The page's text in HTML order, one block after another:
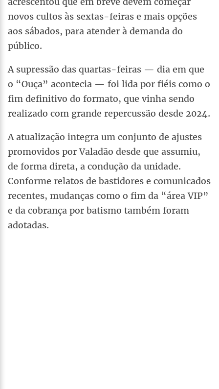
novos cultos às sextas-feiras e mais opções
aos sábados, para atender à demanda do
público.
A supressão das quartas-feiras — dia em que
o “Ouça” acontecia — foi lida por fiéis como o
fim definitivo do formato, que vinha sendo
realizado com grande repercussão desde 2024.
A atualização integra um conjunto de ajustes
promovidos por Valadão desde que assumiu,
de forma direta, a condução da unidade.
Conforme relatos de bastidores e comunicados
recentes, mudanças como o fim da “área VIP”
e da cobrança por batismo também foram
adotadas.